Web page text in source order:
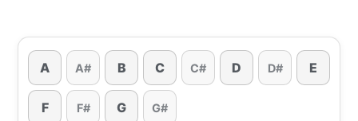
A A# B C C# D D# E
F F# G G#